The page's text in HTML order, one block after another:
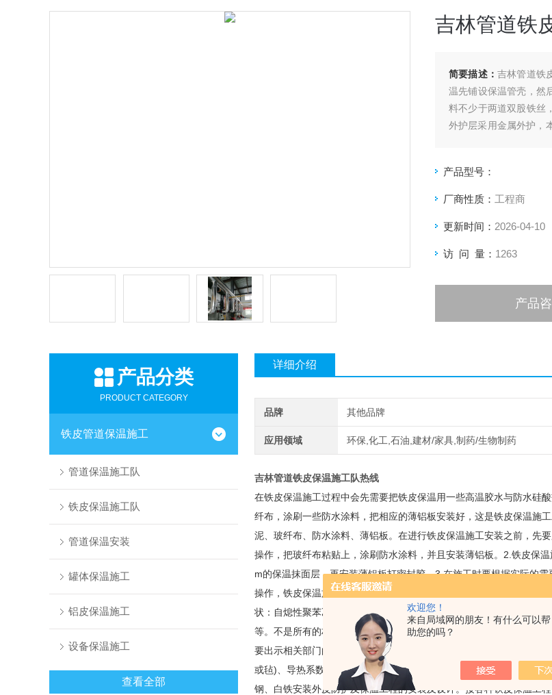
欢迎您！
来自局域网的朋友！有什么可以帮
助您的吗？
吉林管道铁
简要描述： 吉林管道铁
温先铺设保温管壳，然
料不少于两道双股铁丝
外护层采用金属外护，
产品型号：
厂商性质： 工程商
更新时间： 2026-04-10
访 问 量： 1263
产品
产品分类
PRODUCT CATEGORY
铁皮管道保温施工
管道保温施工队
铁皮保温施工队
管道保温安装
罐体保温施工
铝皮保温施工
设备保温施工
查看全部
详细介绍
品牌 其他品牌
应用领域 环保,化工,石油,建材/家具,制药/生物制药
吉林管道铁皮保温施工队热线
在铁皮保温施工过程中会先需要把铁皮保温用一些高温胶水与防水硅
纤布，涂刷一些防水涂料，把相应的薄铝板安装好，这是铁皮保温施
泥、玻纤布、防水涂料、薄铝板。在进行铁皮保温施工安装之前，先
操作，把玻纤布粘贴上，涂刷防水涂料，并且安装薄铝板。2.铁皮保
m的保温抹面层，再安装薄铝板打密封胶。3.在施工时要根据实际的
操作，铁皮保温施工中还会用到铁皮压边机设备，这种设备的能够正
状：自熄性聚苯乙烯泡沫塑料、聚氨酯泡沫塑料、矿物棉泡沫保温材
等。不是所有的材料都可以用在保温工程中，对此，我铁皮保温施工
要出示相关部门的认证、相关部门的检测证明，保温材料的技术参数
或毡)、导热系数为0.022～0.047W/m·K;(玻璃棉板或毡)等。承揽机
钢、白铁安装外皮防护及保温工程的安装及设计。接各种铁皮保温工